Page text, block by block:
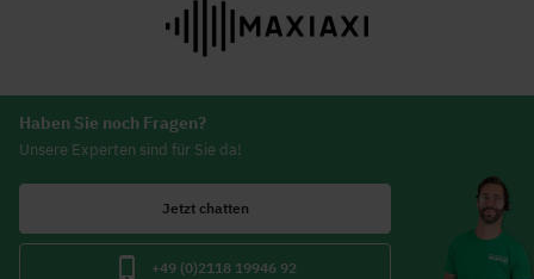
Haben Sie noch Fragen?
Unsere Experten sind für Sie da!
Jetzt chatten
+49 (0)2118 19946 92